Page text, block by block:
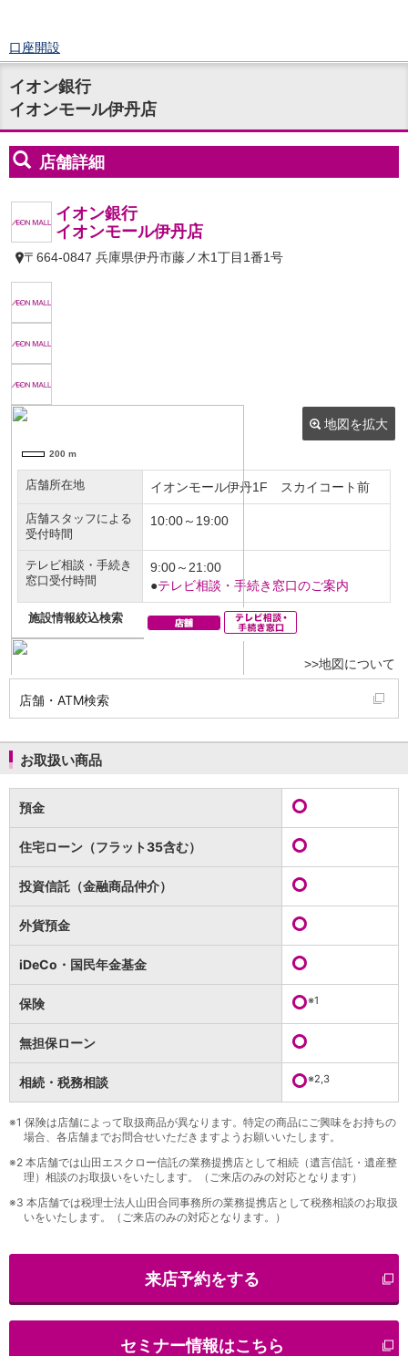
口座開設
ログイン
チャット
メニュー
商品・サービス
預金
円預金TOP
定期預金
積立式定期預金
外貨預金 TOP
NISA
金銭信託のしくみ
取扱商品一覧
iDeCo・国民年金基金
iDeCo（個人型確定拠出年金）
国民年金基金
ロボアドバイザークラウドファンディングTOP
WealthNavi for イオン銀行（ロボアドバイザー）
まいクラウドファンディング
ローン
住宅ローン
新規お借入れの方
お借換えの方
フラット35
リ・バース60
カードローン
目的別ローンマイページ
保険
保険TOP
医療保険
就業不能保険
海外旅行保険
国内旅行傷害保険
スマホ保険
傷害保険
介護保険
カード
クレジットカード
デビットカード
インターネットバンキング
アプリ
イオン銀行アプリTOP
通帳アプリ
イオン銀行PayB
イオングループアプリ
支払・入金TOP
AEON Pay
イオン銀行
イオンモール伊丹店
店舗・ATM検索
お取扱い商品
預金
住宅ローン（フラット35含む）
投資信託（金融商品仲介）
外貨預金
iDeCo・国民年金基金
保険 ※1
無担保ローン
相続・税務相談 ※2,3
※1 保険は店舗によって取扱商品が異なります。特定の商品にご興味をお持ちの
場合、各店舗までお問合せいただきますようお願いいたします。
※2 本店舗では山田エスクロー信託の業務提携店として相続（遺言信託・遺産整
理）相談のお取扱いをいたします。（ご来店のみの対応となります）
※3 本店舗では税理士法人山田合同事務所の業務提携店として税務相談のお取扱
いをいたします。（ご来店のみの対応となります。）
来店予約をする
セミナー情報はこちら